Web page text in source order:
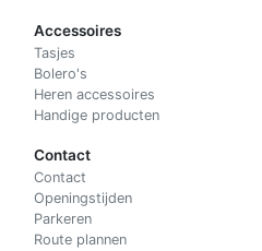
Accessoires
Tasjes
Bolero's
Heren accessoires
Handige producten
Contact
Contact
Openingstijden
Parkeren
Route plannen